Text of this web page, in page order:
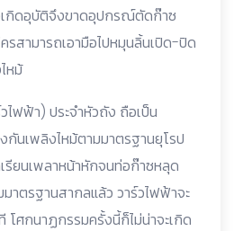
เกิดอุบัติจึงขาดอุปกรณ์ตัดก๊าซ
รสามารถเอามือไปหมุนลิ้นเปิด-ปิด
หม้
ฟฟ้า) ประจำหัวถัง ถือเป็น
นเพลิงไหม้ตามมาตรฐานยุโรป
ยนเพลาหน้าหักจนท่อก๊าซหลุด
าตรฐานสากลแล้ว วาร์วไฟฟ้าจะ
โศกนาฏกรรมครั้งนี้ก็ไม่น่าจะเกิด